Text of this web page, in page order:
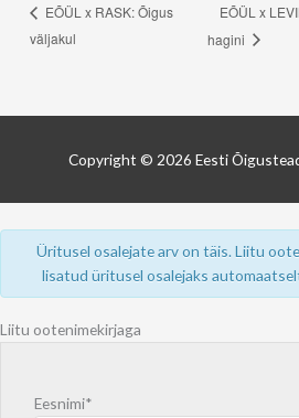
EÕÜL x RASK: Õigus
väljakul
EÕÜL x
hagini
Copyright © 2026 Eesti
Üritusel osalejate arv on täis. Liitu
lisatud üritusel osalejaks
Liitu ootenimekirjaga
Eesnimi*